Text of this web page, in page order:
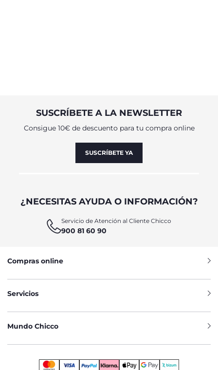
SUSCRÍBETE A LA NEWSLETTER
Consigue 10€ de descuento para tu compra online
SUSCRÍBETE YA
¿NECESITAS AYUDA O INFORMACIÓN?
Servicio de Atención al Cliente Chicco
900 81 60 90
Compras online
Servicios
Mundo Chicco